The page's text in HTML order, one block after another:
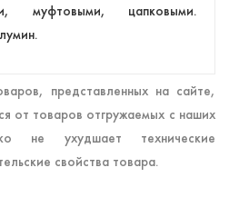
муфтовыми, цапковыми.
представленных на сайте,
от товаров отгружаемых с наших
не ухудшает технические
свойства товара.